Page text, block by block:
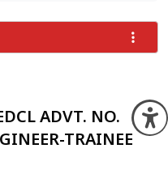
ADVT. NO.
TRAINEE